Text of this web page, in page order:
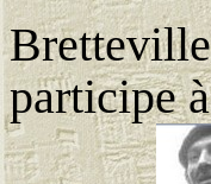
participe